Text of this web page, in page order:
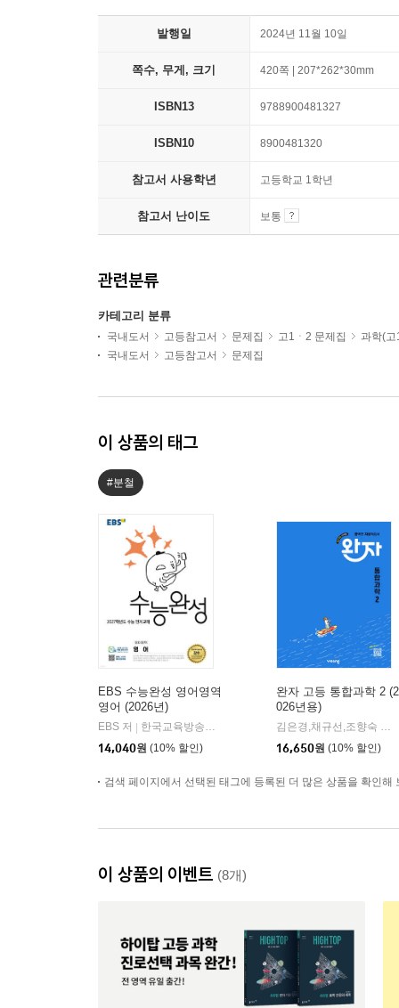
발행일 2024년 11월 10일
쪽수, 무게, 크기 420쪽 | 207*262*30mm
ISBN13 9788900481327
ISBN10 8900481320
참고서 사용학년 고등학교 1학년
참고서 난이도 보통
관련분류
카테고리 분류
국내도서 고등참고서 문제집 고1ㆍ2 문제집
과학(고
국내도서
고등참고서 문제집
이 상품의 태그
#분철
EBS 수능완성 영어영역
영어 (2026년)
EBS 저
한국교육방송공사
14,040원 (10% 할인)
완자 고등 통합과학 2 (2
026년용)
김은경,채규선,조향숙 등저
16,650원 (10% 할인)
검색 페이지에서 선택된 태그에 등록된 더 많은 상품을 확인해
이 상품의 이벤트 (8개)